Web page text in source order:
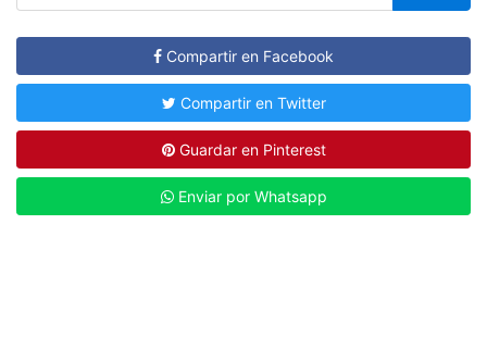
Compartir en Facebook
Compartir en Twitter
Guardar en Pinterest
Enviar por Whatsapp